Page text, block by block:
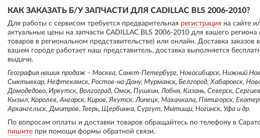
КАК ЗАКАЗАТЬ Б/У ЗАПЧАСТИ ДЛЯ CADILLAC BLS 2006-2010?
Для работы с сервисом требуется предварительная регистрация на сайте
актуальные цены на запчасти CADILLAC BLS 2006-2010 для вашего
товаров в региональном представительстве) или онлайн. Доставка
вашем городе работает наш представитель, доставка выполняется
выдачи.
География наших продаж – Москва, Санкт-Петербург, Новосибирск, Нижний
Сыктывкар, Нефтекамск, Ростов-на-Дону, Мурманск, Белгород, Хабаровск,
Домодедово, Иркутск, Волгоград, Омск, Пушкин, Лобня, Казань, Северск,
Кызыл, Королев, Ангарск, Киров, Якутск, Липецк, Махачкала, Пятигорск,
Архангельск, Дмитров, Тверь, Щербинка, Сургут, Мытищи, Ногинск, Уфа и др.
По вопросам оплаты и доставки товаров обращайтесь по телефону в
пишите при помощи формы обратной связи.